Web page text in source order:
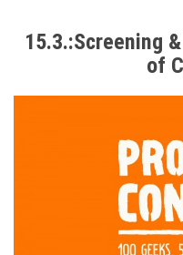
15.3.:Screening
of